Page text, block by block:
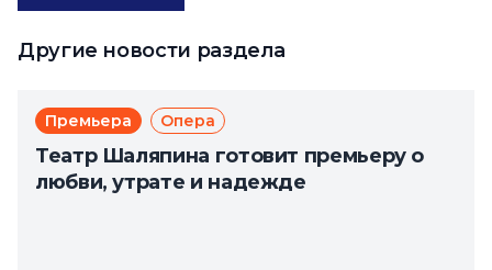
Другие новости раздела
Премьера Опера
Театр Шаляпина готовит премьеру о
любви, утрате и надежде